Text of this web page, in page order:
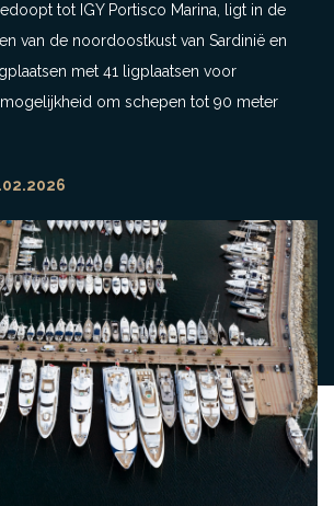
tot IGY Portisco Marina, ligt in de
van de noordoostkust van Sardinië en
met 41 ligplaatsen voor
om schepen tot 90 meter